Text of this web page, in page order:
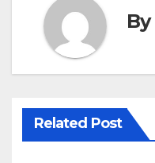
By
Related Post